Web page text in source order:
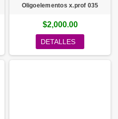
Oligoelementos x.prof 035
$2,000.00
DETALLES